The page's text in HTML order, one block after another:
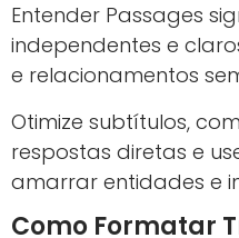
Entender Passages
independentes e
e relacionamentos
Otimize subtítulos,
respostas diretas e
amarrar entidades e
Como Formatar